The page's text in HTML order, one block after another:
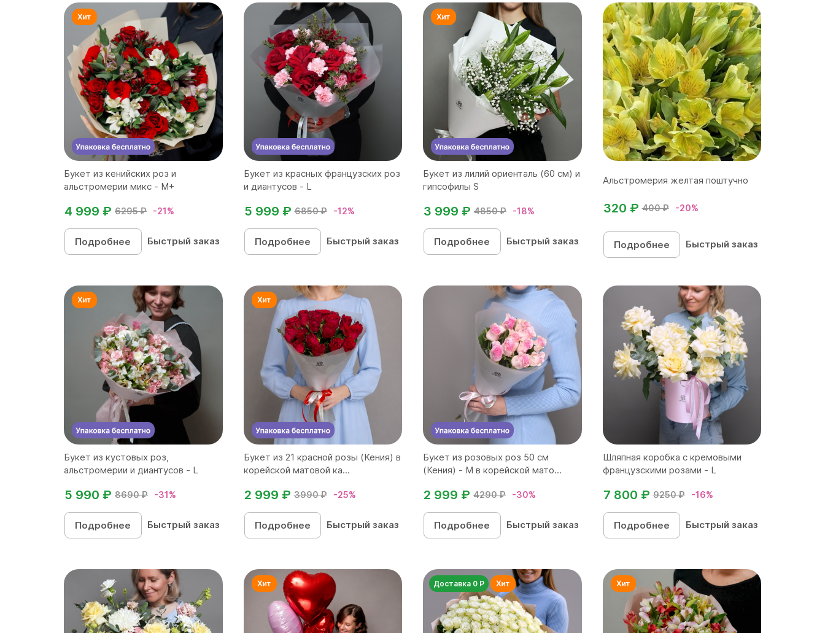
Букет из кенийских роз и
альстромерии микс - М+
6295 ₽ -21%
4 999 ₽
Подробнее Быстрый заказ
Букет из красных французских роз
и диантусов - L
6850 ₽ -12%
5 999 ₽
Подробнее Быстрый заказ
Букет из лилий ориенталь (60 см) и
гипсофилы S
4850 ₽ -18%
3 999 ₽
Подробнее Быстрый заказ
Альстромерия желтая поштучно
400 ₽ -20%
320 ₽
Подробнее Быстрый заказ
Букет из кустовых роз,
альстромерии и диантусов - L
8690 ₽ -31%
5 990 ₽
Подробнее Быстрый заказ
Букет из 21 красной розы (Кения) в
корейской матовой ка...
3990 ₽ -25%
2 999 ₽
Подробнее Быстрый заказ
Букет из розовых роз 50 см
(Кения) - M в корейской мато...
4290 ₽ -30%
2 999 ₽
Подробнее Быстрый заказ
Шляпная коробка с кремовыми
французскими розами - L
9250 ₽ -16%
7 800 ₽
Подробнее Быстрый заказ
Доставка 0 Р